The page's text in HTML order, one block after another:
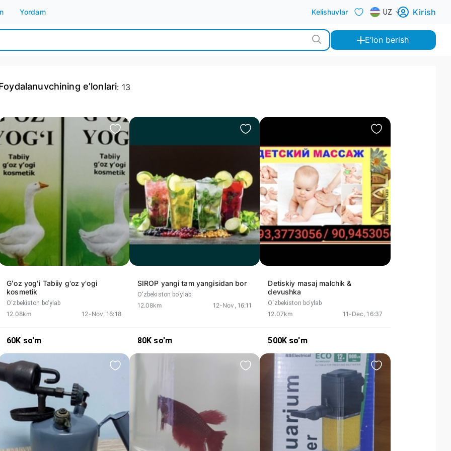
Yordam Kelishuvlar UZ Kirish
E‘lon berish
e’lonlari: 13
Gʻoz yogʻi Tabiiy g'oz y'ogi
kosmetik
O‘zbekiston bo‘ylab
12.08km 12-Nov, 16:18
60K so'm
SIROP yangi tam yangisidan bor
O‘zbekiston bo‘ylab
12.08km 12-Nov, 16:11
80K so'm
Detiskiy masaj malchik &
devushka
O‘zbekiston bo‘ylab
12.07km 11-Dec, 16:37
500K so'm